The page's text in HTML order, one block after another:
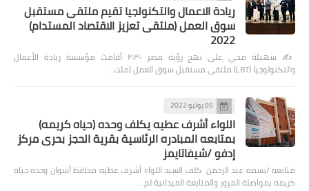
ريادة الاعمال والتكنولجيا تقيم ملتقى مستقبل
سوق العمل (ملتقى تعزيز الاقتصاد المستدام)
2022
✍️ سهيلة محي على نهج رؤية مصر ٢٠٣٠ أقامت مؤسسة ريادة الأعمال
والتكنولوجيا (LBT) ملتقى مستقبل سوق العمل (ملت…
05 يوليو 2022
اللواء أشرف عطيه يكلف وحده (حياه كريمه)
بمتابعه المبادره الرئاسية بقرية الحجز بحرى مركز
إدفو /شيفاتايمز
متابعه /بسمه عبد الرحمن كلف السيد اللواء أشرف عطيه محافظ أسوان وحده حياه
كريمه بمواصلة المرور والمتابعة الميدانية لم…